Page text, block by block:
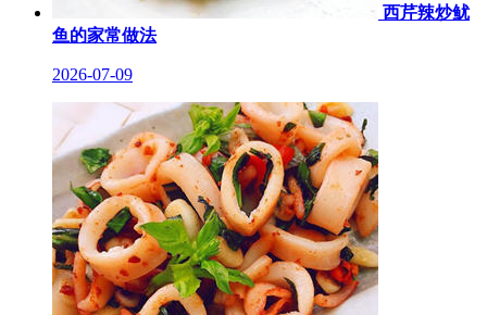
西芹辣炒鱿
鱼的家常做法
2026-07-09